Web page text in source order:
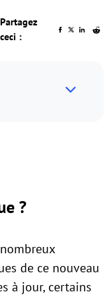
Partagez
ceci :
?
de ce nouveau
à jour, certains